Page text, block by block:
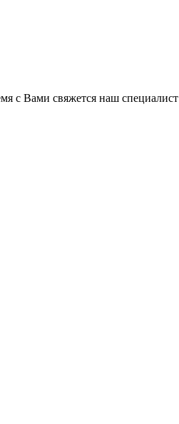
с Вами свяжется наш специалист